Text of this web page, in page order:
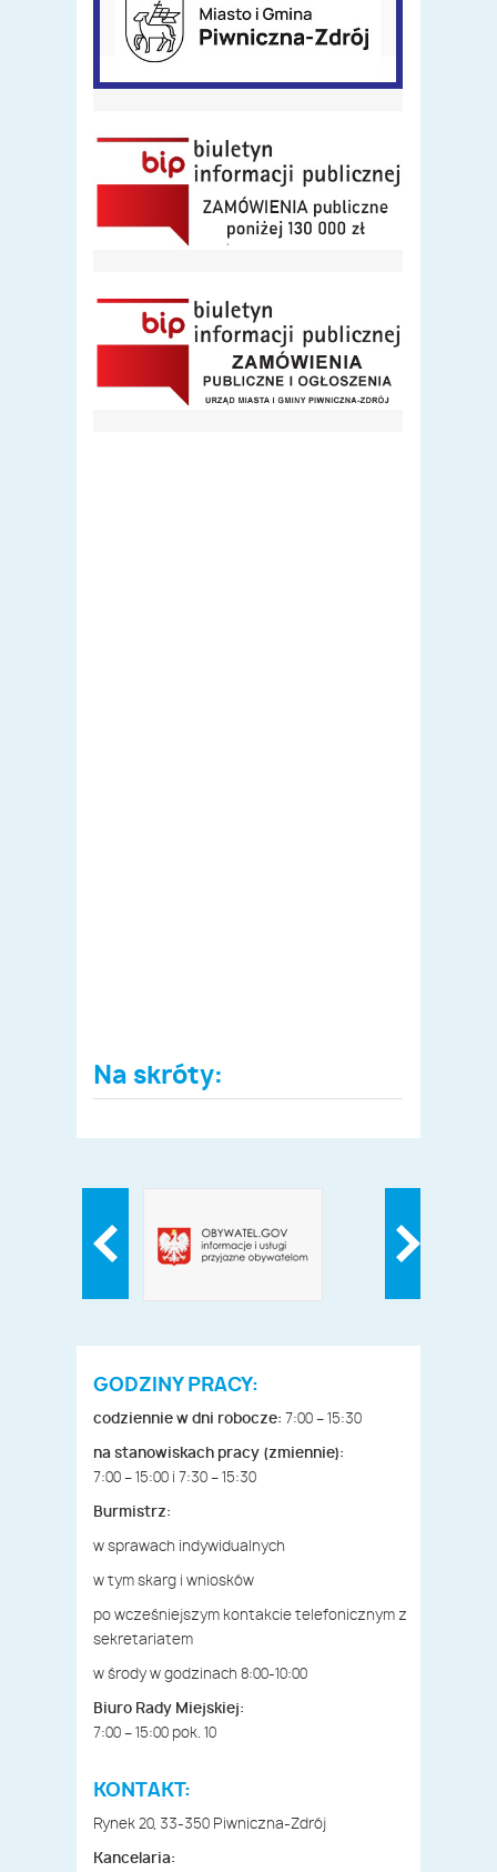
Na skróty:
GODZINY PRACY:
codziennie w dni robocze: 7:00 – 15:30
na stanowiskach pracy (zmiennie):
7:00 – 15:00 i 7:30 – 15:30
Burmistrz:
w sprawach indywidualnych
w tym skarg i wniosków
po wcześniejszym kontakcie telefonicznym z
sekretariatem
w środy w godzinach 8:00-10:00
Biuro Rady Miejskiej:
7:00 – 15:00 pok. 10
KONTAKT:
Rynek 20, 33-350 Piwniczna-Zdrój
Kancelaria: